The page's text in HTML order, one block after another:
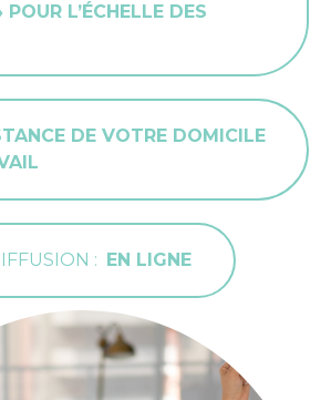
POUR L’ÉCHELLE DES
DE VOTRE DOMICILE
EN LIGNE